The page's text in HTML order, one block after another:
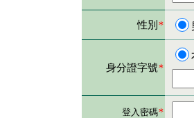
＊
性別
＊
身分證字號
＊
登入密碼